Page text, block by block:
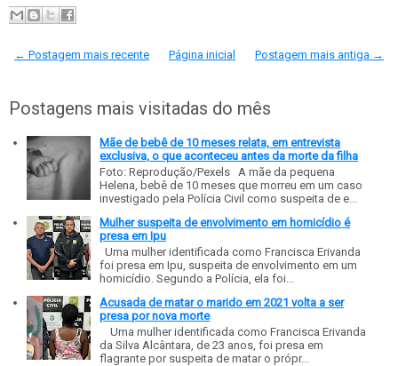
← Postagem mais recente Postagem mais antiga →
Página inicial
Postagens mais visitadas do mês
Mãe de bebê de 10 meses relata, em entrevista
exclusiva, o que aconteceu antes da morte da filha
Foto: Reprodução/Pexels A mãe da pequena
Helena, bebê de 10 meses que morreu em um caso
investigado pela Polícia Civil como suspeita de e...
Mulher suspeita de envolvimento em homicídio é
presa em Ipu
Uma mulher identificada como Francisca Erivanda
foi presa em Ipu, suspeita de envolvimento em um
homicídio. Segundo a Polícia, ela foi...
Acusada de matar o marido em 2021 volta a ser
presa por nova morte
Uma mulher identificada como Francisca Erivanda
da Silva Alcântara, de 23 anos, foi presa em
flagrante por suspeita de matar o própr...